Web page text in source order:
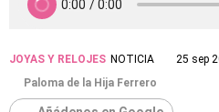
JOYAS Y RELOJES NOTICIA
25 sep
Paloma de la Hija Ferrero